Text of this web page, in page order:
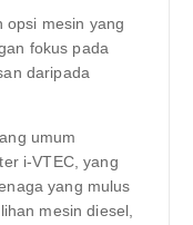
opsi mesin yang
fokus pada
daripada
umum
i-VTEC, yang
yang mulus
mesin diesel,